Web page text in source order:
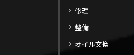
修理
整備
オイル交換